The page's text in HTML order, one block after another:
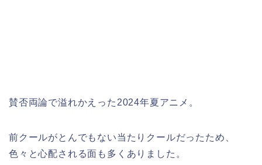
賛否両論で溢れかえった2024年夏アニメ。
前クールがとんでもない当たりクールだったため、
色々と心配される面も多くありました。